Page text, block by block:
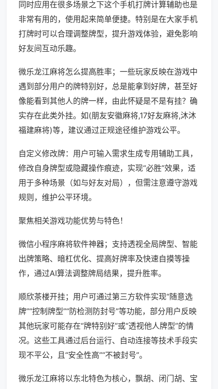
同时应用在很多场景之下这个手机打牌计算辅助也是
非常有用的，使用起来简单便捷。特别是在大家手机
打牌时可以合理调整牌型，提升游戏体验，避免影响
好友间互动乐趣。
微乐龙江麻将怎么提高胜率；一些玩家反映在游戏中
遇到部分用户的牌特别好，总是能拿到好牌，甚至好
像能看到其他人的牌一样，由此怀疑是不是有挂？确
实存在此类外挂。如(朋友安徽麻将,17好友麻将,沐沐
福建麻将)等，建议通过正规途径维护游戏公平。
自定义修改牌：用户可输入需求生成专用辅助工具，
修改自身牌型或隐藏操作痕迹，实现“必胜”效果，适
用于多种场景（如与好友对局），但需注意遵守游戏
规则，维护公平环境。
聚焦相关游戏功能优势与特色！
微信小程序麻将软件神器；支持透视全局牌型、智能
出牌策略、暗杠优化、提高好牌率及快速自摸等操
作，通过AI算法调整牌局结果，提升胜率。
顺欣茶楼开挂；用户可通过第三方软件实现“随意选
牌”“控制牌型”“防检测防封号”等功能，部分用户反映
其他玩家可能存在“牌特别好”或“透视他人牌型”的情
况。这些工具通过后台运行、自动连接等技术手段实
现不平公，且“安全性高”“不被封号”。
微乐龙江麻将以东北特色为核心，飘胡、闭门胡、宝